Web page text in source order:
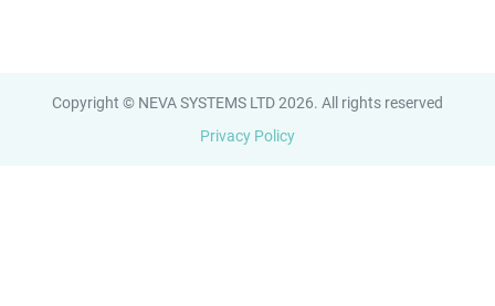
Copyright © NEVA SYSTEMS LTD 2026. All rights reserved
Privacy Policy